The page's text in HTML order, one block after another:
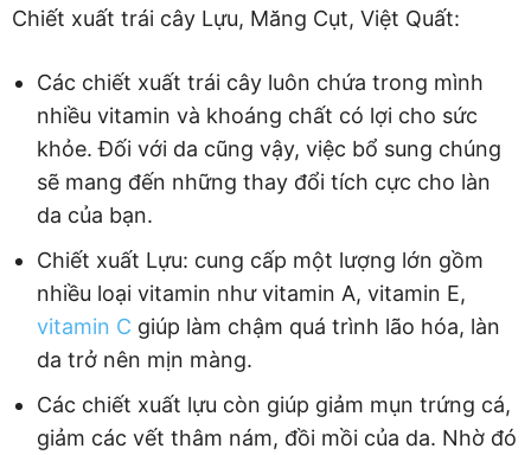
Chiết xuất trái cây Lựu, Măng Cụt, Việt Quất:
Các chiết xuất trái cây luôn chứa trong mình
nhiều vitamin và khoáng chất có lợi cho sức
khỏe. Đối với da cũng vậy, việc bổ sung chúng
sẽ mang đến những thay đổi tích cực cho làn
da của bạn.
Chiết xuất Lựu: cung cấp một lượng lớn gồm
nhiều loại vitamin như vitamin A, vitamin E,
vitamin C giúp làm chậm quá trình lão hóa, làn
da trở nên mịn màng.
Các chiết xuất lựu còn giúp giảm mụn trứng cá,
giảm các vết thâm nám, đồi mồi của da. Nhờ đó